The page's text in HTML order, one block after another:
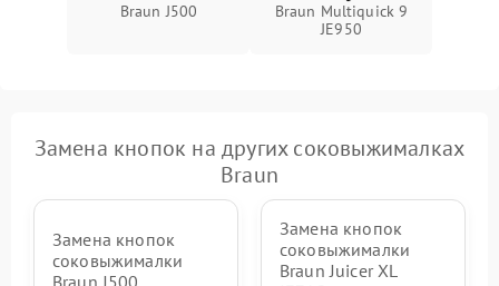
Braun J500
Braun Multiquick 9
JE950
Замена кнопок на других соковыжималках
Braun
Замена кнопок
соковыжималки
Braun J500
Замена кнопок
соковыжималки
Braun Juicer XL